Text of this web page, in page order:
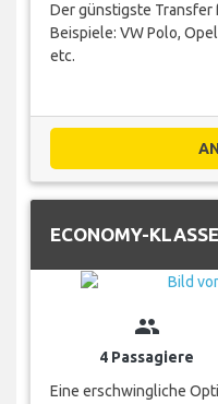
Der günstigste Transfer
Beispiele: VW Polo,
etc.
ECONOMY-KLASSE
group
4 Passagiere
Eine erschwingliche